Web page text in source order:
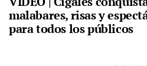
malabares, risas y
para todos los públicos